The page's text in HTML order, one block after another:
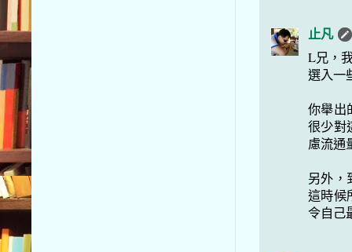
止凡
L兄，
選入一
你舉出
很少對
慮流通
另外，
這時候
令自己